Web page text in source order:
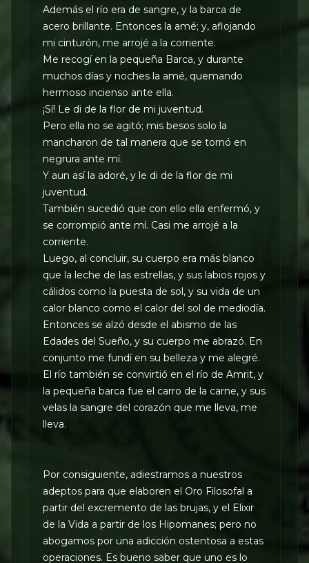
Además el río era de sangre, y la barca de
acero brillante. Entonces la amé; y, aflojando
mi cinturón, me arrojé a la corriente.
Me recogí en la pequeña Barca, y durante
muchos días y noches la amé, quemando
hermoso incienso ante ella.
¡Sí! Le di de la flor de mi juventud.
Pero ella no se agitó; mis besos solo la
mancharon de tal manera que se tornó en
negrura ante mí.
Y aun así la adoré, y le di de la flor de mi
juventud.
También sucedió que con ello ella enfermó, y
se corrompió ante mí. Casi me arrojé a la
corriente.
Luego, al concluir, su cuerpo era más blanco
que la leche de las estrellas, y sus labios rojos y
cálidos como la puesta de sol, y su vida de un
calor blanco como el calor del sol de mediodía.
Entonces se alzó desde el abismo de las
Edades del Sueño, y su cuerpo me abrazó. En
conjunto me fundí en su belleza y me alegré.
El río también se convirtió en el río de Amrit, y
la pequeña barca fue el carro de la carne, y sus
velas la sangre del corazón que me lleva, me
lleva.
Por consiguiente, adiestramos a nuestros
adeptos para que elaboren el Oro Filosofal a
partir del excremento de las brujas, y el Elixir
de la Vida a partir de los Hipomanes; pero no
abogamos por una adicción ostentosa a estas
operaciones. Es bueno saber que uno es lo